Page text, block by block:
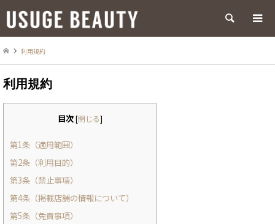
検索
利用規約
利用規約
目次 [閉じる]
第1条（適用範囲）
第2条（利用目的）
第3条（禁止事項）
第4条（掲載店舗の情報について）
第5条（免責事項）